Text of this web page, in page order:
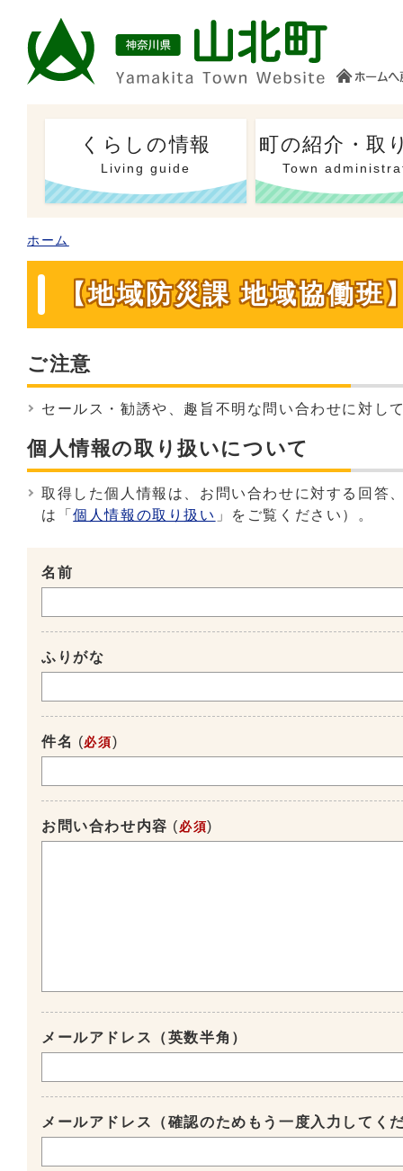
くらしの情報
Living guide
町の紹介・取
Town
ホーム
【地域防災課 地域協働班
ご注意
セールス・勧誘や、趣旨不明な問い合わせに対し
個人情報の取り扱いについて
取得した個人情報は、お問い合わせに対する回答
は「個人情報の取り扱い 」をご覧ください）。
名前
ふりがな
件名 (必須)
お問い合わせ内容 ( 必須)
メールアドレス（英数半角）
メールアドレス（確認のためもう一度入力してく